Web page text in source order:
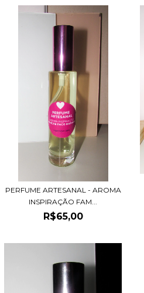
PERFUME ARTESANAL - AROMA
INSPIRAÇÃO FAM...
R$65,00